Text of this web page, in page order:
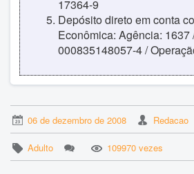
17364-9
Depósito direto em conta
Econômica: Agência: 1637
000835148057-4 /
06 de dezembro de 2008 Redacao
Adulto 109970 vezes